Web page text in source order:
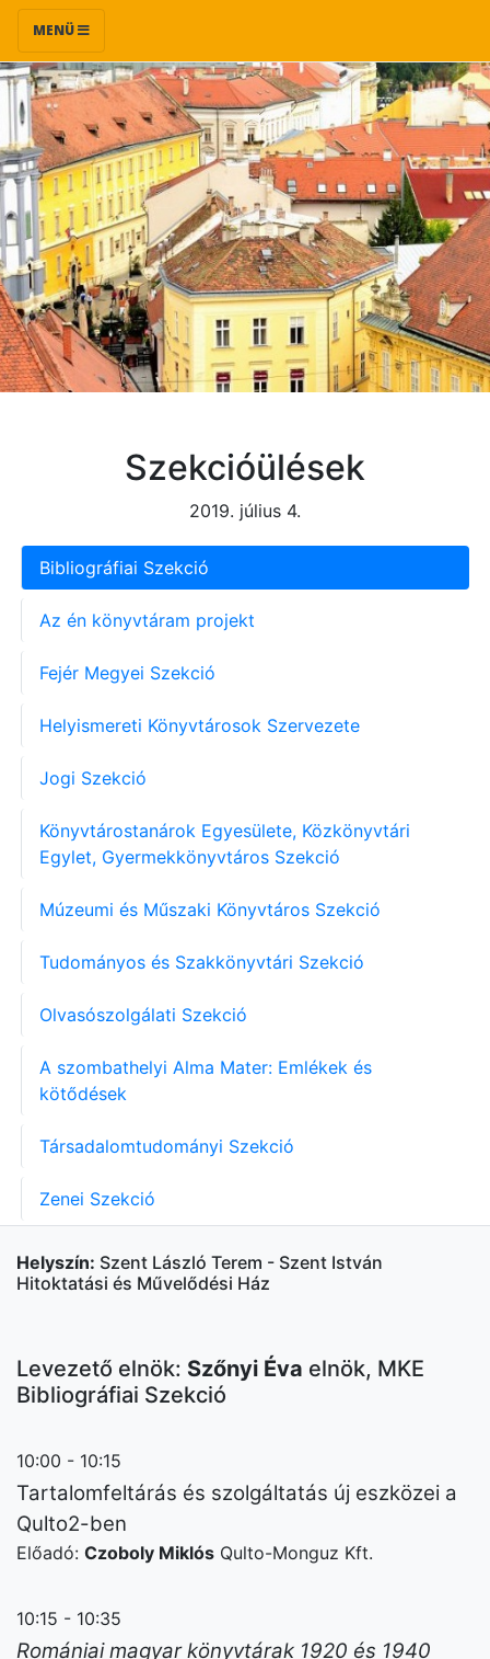
MENÜ
Szekcióülések
2019. július 4.
Bibliográfiai Szekció
Az én könyvtáram projekt
Fejér Megyei Szekció
Helyismereti Könyvtárosok Szervezete
Jogi Szekció
Könyvtárostanárok Egyesülete, Közkönyvtári
Egylet, Gyermekkönyvtáros Szekció
Múzeumi és Műszaki Könyvtáros Szekció
Tudományos és Szakkönyvtári Szekció
Olvasószolgálati Szekció
A szombathelyi Alma Mater: Emlékek és
kötődések
Társadalomtudományi Szekció
Zenei Szekció
Helyszín: Szent László Terem - Szent István
Hitoktatási és Művelődési Ház
Levezető elnök: Szőnyi Éva elnök, MKE
Bibliográfiai Szekció
10:00 - 10:15
Tartalomfeltárás és szolgáltatás új eszközei a
Qulto2-ben
Előadó: Czoboly Miklós Qulto-Monguz Kft.
10:15 - 10:35
Romániai magyar könyvtárak 1920 és 1940